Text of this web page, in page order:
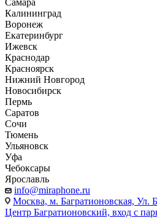
Самара
Калининград
Воронеж
Екатеринбург
Ижевск
Краснодар
Красноярск
Нижний Новгород
Новосибирск
Пермь
Саратов
Сочи
Тюмень
Ульяновск
Уфа
Чебоксары
Ярославль
info@miraphone.ru
Москва, м. Багратионовская, Ул.
Центр Багратионовский, вход с